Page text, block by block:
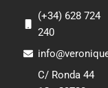
(+34) 628 724
240
C/ Ronda 44